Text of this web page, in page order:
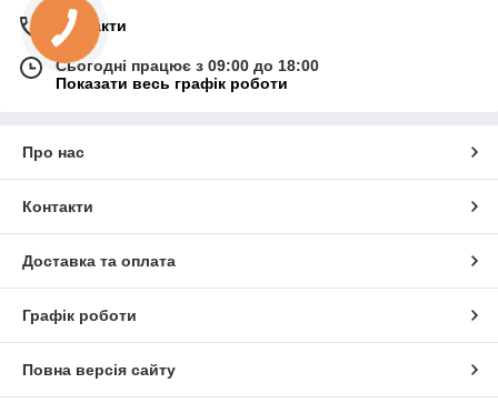
Контакти
Сьогодні працює з 09:00 до 18:00
Показати весь графік роботи
Про нас
Контакти
Доставка та оплата
Графік роботи
Повна версія сайту